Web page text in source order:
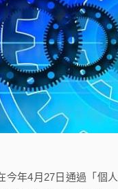
4月27日通過「個人